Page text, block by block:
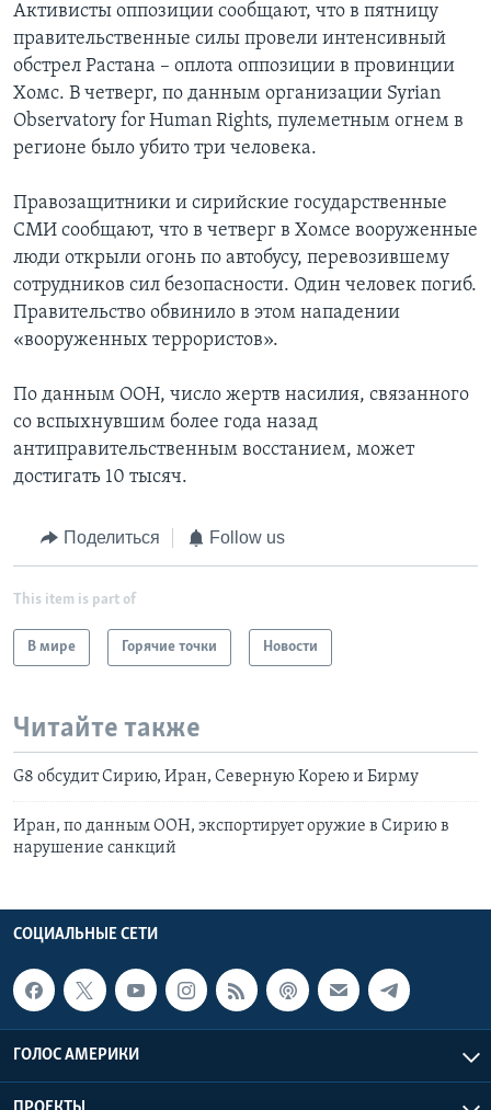
Активисты оппозиции сообщают, что в пятницу
правительственные силы провели интенсивный
обстрел Растана – оплота оппозиции в провинции
Хомс. В четверг, по данным организации Syrian
Observatory for Human Rights, пулеметным огнем в
регионе было убито три человека.
Правозащитники и сирийские государственные
СМИ сообщают, что в четверг в Хомсе вооруженные
люди открыли огонь по автобусу, перевозившему
сотрудников сил безопасности. Один человек погиб.
Правительство обвинило в этом нападении
«вооруженных террористов».
По данным ООН, число жертв насилия, связанного
со вспыхнувшим более года назад
антиправительственным восстанием, может
достигать 10 тысяч.
Поделиться Follow us
This item is part of
В мире Горячие точки Новости
Читайте также
G8 обсудит Сирию, Иран, Северную Корею и Бирму
Иран, по данным ООН, экспортирует оружие в Сирию в
нарушение санкций
СОЦИАЛЬНЫЕ СЕТИ
ГОЛОС АМЕРИКИ